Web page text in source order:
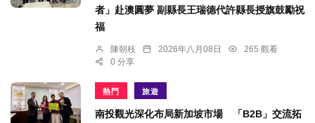
者」赴澳圓夢 副縣長王瑞德代許縣長授旗鼓勵祝
福
陳朝枝 2026年八月08日
265 觀看
0 分享
熱門 旅遊
南投觀光深化布局新加坡市場 「B2B」交流拓